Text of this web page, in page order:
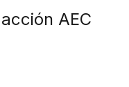
AEC